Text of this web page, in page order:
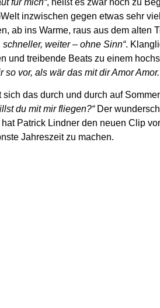
inzwischen gegen etwas sehr
ab ins Warme, raus aus dem alten
weiter – ohne Sinn“.
und treibende Beats zu einem
so vor, als wär das mit dir Amor
sich das durch und durch auf
du mit mir fliegen?“Der
Patrick Lindner den neuen Clip
Jahreszeit zu machen.